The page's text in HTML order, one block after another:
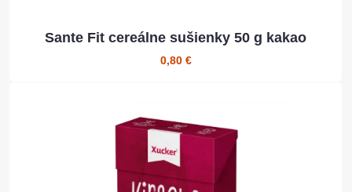
Sante Fit cereálne sušienky 50 g kakao
0,80 €